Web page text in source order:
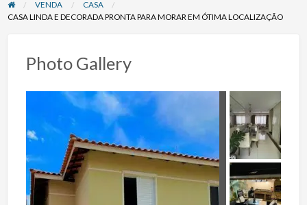
VENDA
CASA
CASA LINDA E DECORADA PRONTA PARA MORAR EM ÓTIMA LOCALIZAÇÃO
Photo Gallery